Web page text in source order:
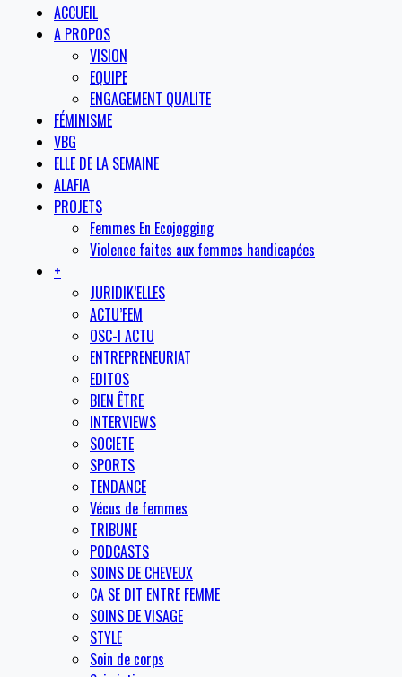
ACCUEIL
A PROPOS
VISION
EQUIPE
ENGAGEMENT QUALITE
FÉMINISME
VBG
ELLE DE LA SEMAINE
ALAFIA
PROJETS
Femmes En Ecojogging
Violence faites aux femmes handicapées
+
JURIDIK’ELLES
ACTU’FEM
OSC-I ACTU
ENTREPRENEURIAT
EDITOS
BIEN ÊTRE
INTERVIEWS
SOCIETE
SPORTS
TENDANCE
Vécus de femmes
TRIBUNE
PODCASTS
SOINS DE CHEVEUX
CA SE DIT ENTRE FEMME
SOINS DE VISAGE
STYLE
Soin de corps